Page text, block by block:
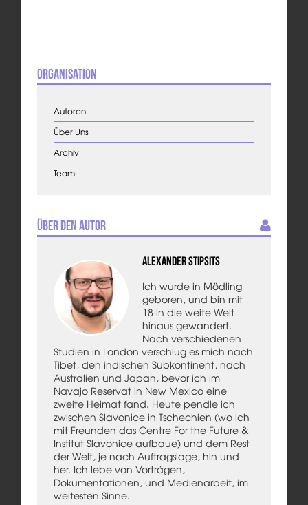
Organisation
Autoren
Über Uns
Archiv
Team
Über den Autor
Alexander Stipsits
Ich wurde in Mödling
geboren, und bin mit
18 in die weite Welt
hinaus gewandert.
Nach verschiedenen
Studien in London verschlug es mich nach
Tibet, den indischen Subkontinent, nach
Australien und Japan, bevor ich im
Navajo Reservat in New Mexico eine
zweite Heimat fand. Heute pendle ich
zwischen Slavonice in Tschechien (wo ich
mit Freunden das Centre For the Future &
Institut Slavonice aufbaue) und dem Rest
der Welt, je nach Auftragslage, hin und
her. Ich lebe von Vorträgen,
Dokumentationen, und Medienarbeit, im
weitesten Sinne.